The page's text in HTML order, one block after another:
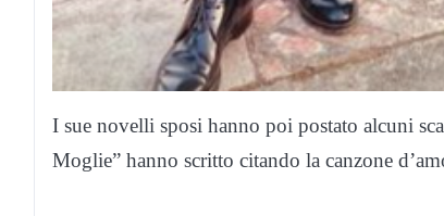
I sue novelli sposi hanno poi postato alcuni
Moglie” hanno scritto citando la canzone